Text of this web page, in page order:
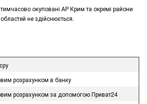
окуповані АР Крим та окремі райони
не здійснюється.
розрахунком в банку
розрахунком за допомогою Приват24